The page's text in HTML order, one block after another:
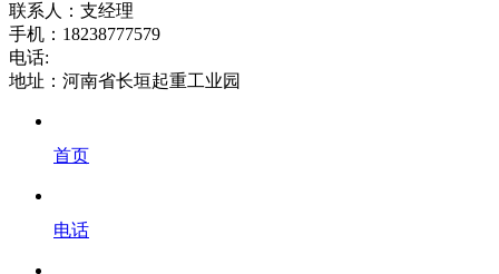
联系人：支经理
手机：18238777579
电话:
地址：河南省长垣起重工业园
首页
电话